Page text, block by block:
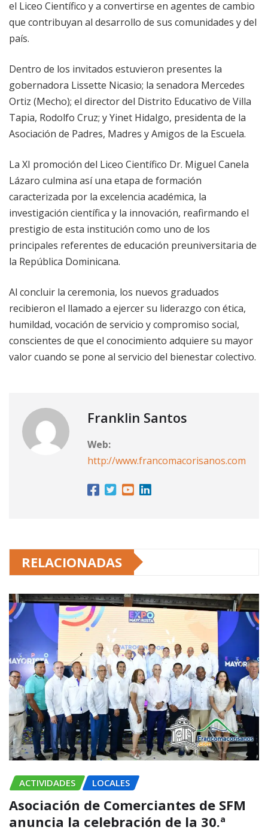
el Liceo Científico y a convertirse en agentes de cambio
que contribuyan al desarrollo de sus comunidades y del
país.
Dentro de los invitados estuvieron presentes la
gobernadora Lissette Nicasio; la senadora Mercedes
Ortiz (Mecho); el director del Distrito Educativo de Villa
Tapia, Rodolfo Cruz; y Yinet Hidalgo, presidenta de la
Asociación de Padres, Madres y Amigos de la Escuela.
La XI promoción del Liceo Científico Dr. Miguel Canela
Lázaro culmina así una etapa de formación
caracterizada por la excelencia académica, la
investigación científica y la innovación, reafirmando el
prestigio de esta institución como uno de los
principales referentes de educación preuniversitaria de
la República Dominicana.
Al concluir la ceremonia, los nuevos graduados
recibieron el llamado a ejercer su liderazgo con ética,
humildad, vocación de servicio y compromiso social,
conscientes de que el conocimiento adquiere su mayor
valor cuando se pone al servicio del bienestar colectivo.
Franklin Santos
Web:
http://www.francomacorisanos.com
RELACIONADAS
ACTIVIDADES LOCALES
Asociación de Comerciantes de SFM
anuncia la celebración de la 30.ª